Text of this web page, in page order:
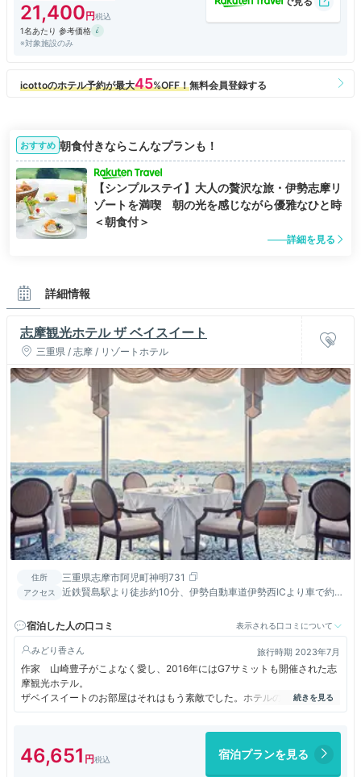
21,400
1名あたり 参考価格
※対象施設のみ
おすすめ 朝食付きならこんなプランも！
【シンプルステイ】大人の贅沢な旅・伊勢志摩リ
ゾートを満喫 朝の光を感じながら優雅なひと時
＜朝食付＞
詳細を見る
詳細情報
志摩観光ホテル ザ ベイスイート
三重県 / 志摩 / リゾートホテル
住所 三重県志摩市阿児町神明731
アクセス
近鉄賢島駅より徒歩約10分、伊勢自動車道伊勢西ICより車で約
宿泊した人の口コミ
表示される口コミについて
みどり香 旅行時期 2023年7月
作家 山崎豊子がこよなく愛し、2016年にはG7サミットも開催された志
摩観光ホテル。
ザベイスイートのお部屋はそれはもう素敵でした。ホテルのフロントの接
客も丁寧だし、館内見学ツアーも楽しかったです。
ただ、ザベイスイートのラウンジ、ナイトタイムが17時半から22時とい
46,651 宿泊プランを見る